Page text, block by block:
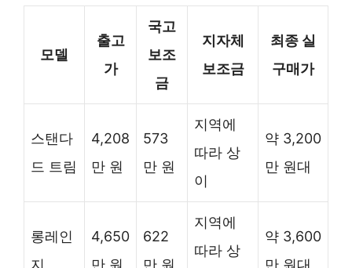
모델
출고
가
국고
보조
금
지자체
보조금
최종 실
구매가
스탠다
드 트림
4,208
만 원
573
만 원
지역에
따라 상
이
약 3,200
만 원대
롱레인
지
4,650
만 원
622
만 원
지역에
따라 상
약 3,600
만 원대